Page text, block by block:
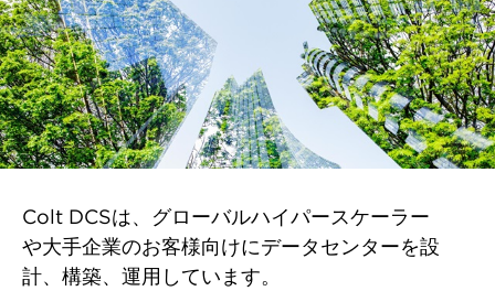
Colt DCSは、グローバルハイパースケーラー
や大手企業のお客様向けにデータセンターを設
計、構築、運用しています。